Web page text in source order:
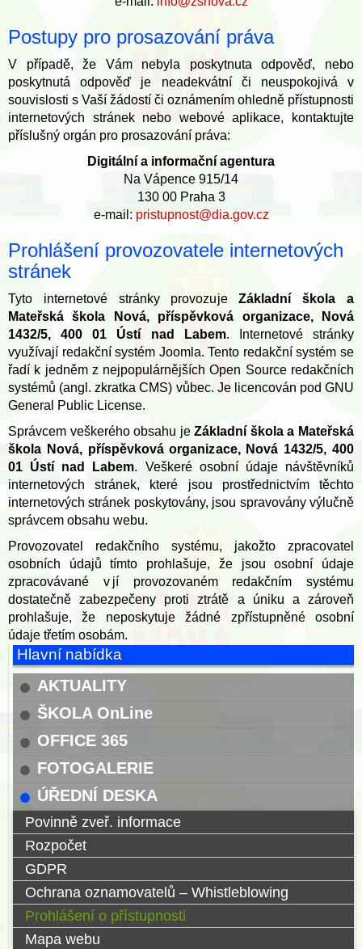
Postupy pro prosazování práva
V případě, že Vám nebyla poskytnuta odpověď, nebo
poskytnutá odpověď je neadekvátní či neuspokojivá v
souvislosti s Vaší žádostí či oznámením ohledně přístupnosti
internetových stránek nebo webové aplikace, kontaktujte
příslušný orgán pro prosazování práva:
Digitální a informační agentura
Na Vápence 915/14
130 00 Praha 3
e-mail: pristupnost@dia.gov.cz
Prohlášení provozovatele internetových
stránek
Tyto internetové stránky provozujeZákladní škola a
Mateřská škola Nová, příspěvková organizace, Nová
1432/5, 400 01 Ústí nad Labem. Internetové stránky
využívají redakční systém Joomla. Tento redakční systém se
řadí k jedněm z nejpopulárnějších Open Source redakčních
systémů (angl. zkratka CMS) vůbec. Je licencován pod GNU
General Public License.
Správcem veškerého obsahu jeZákladní škola a Mateřská
škola Nová, příspěvková organizace, Nová 1432/5, 400
01 Ústí nad Labem. Veškeré osobní údaje návštěvníků
internetových stránek, které jsou prostřednictvím těchto
internetových stránek poskytovány, jsou spravovány výlučně
správcem obsahu webu.
Provozovatel redakčního systému, jakožto zpracovatel
osobních údajů tímto prohlašuje, že jsou osobní údaje
zpracovávané v jí provozovaném redakčním systému
dostatečně zabezpečeny proti ztrátě a úniku a zároveň
prohlašuje, že neposkytuje žádné zpřístupněné osobní
údaje třetím osobám.
Hlavní nabídka
AKTUALITY
ŠKOLA OnLine
OFFICE 365
FOTOGALERIE
ÚŘEDNÍ DESKA
Povinně zveř. informace
Rozpočet
GDPR
Ochrana oznamovatelů – Whistleblowing
Prohlášení o přístupnosti
Mapa webu